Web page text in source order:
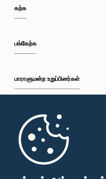
கற்க
பங்கேற்க
பாராளுமன்ற உறுப்பினர்கள்
முதற்பக்கம்
பாராளுமன்ற கையடக்க செயலி